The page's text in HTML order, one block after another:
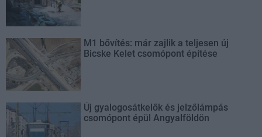
M1 bővítés: már zajlik a teljesen új
Bicske Kelet csomópont építése
Új gyalogosátkelők és jelzőlámpás
csomópont épül Angyalföldön